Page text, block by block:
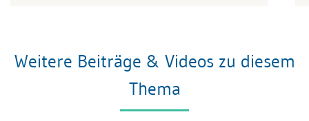
Weitere Beiträge & Videos zu diesem
Thema